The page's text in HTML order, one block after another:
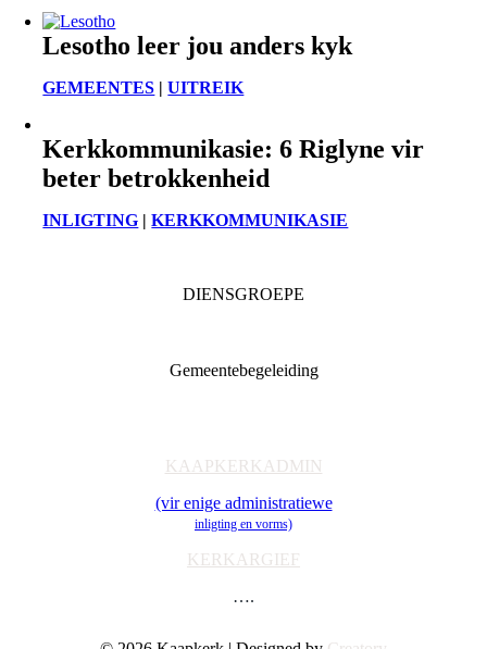
Lesotho leer jou anders kyk
GEMEENTES |UITREIK
Kerkkommunikasie: 6 Riglyne vir
beter betrokkenheid
INLIGTING |KERKKOMMUNIKASIE
DIENSGROEPE
Gemeentebegeleiding
KAAPKERKADMIN
(vir enige administratiewe
inligting en vorms)
KERKARGIEF
….